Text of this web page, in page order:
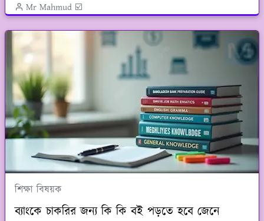
Mr Mahmud ☑️
শিক্ষা বিষয়ক
ব্যাংকে চাকরির জন্য কি কি বই পড়তে হবে জেনে